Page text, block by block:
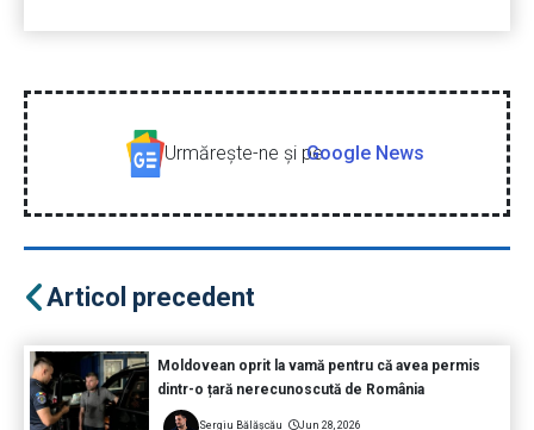
Urmăreşte-ne şi peGoogle News
Articol precedent
Moldovean oprit la vamă pentru că avea permis
dintr-o țară nerecunoscută de România
Sergiu Bălășcău Jun 28, 2026